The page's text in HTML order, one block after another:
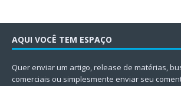
AQUI VOCÊ TEM ESPAÇO
Quer enviar um artigo, release de matérias,
comerciais ou simplesmente enviar seu